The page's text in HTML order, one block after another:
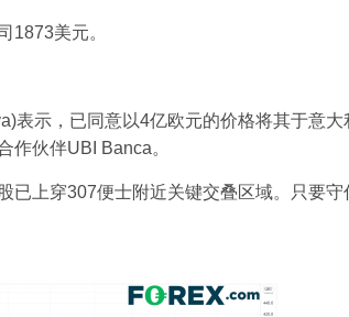
1873美元。
表示，已同意以4亿欧元的价格将其于意
作伙伴UBI Banca。
已上穿307便士附近关键交叠区域。只要